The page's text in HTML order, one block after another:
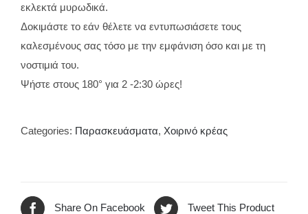
εκλεκτά μυρωδικά.
Δοκιμάστε το εάν θέλετε να εντυπωσιάσετε τους
καλεσμένους σας τόσο με την εμφάνιση όσο και με τη
νοστιμιά του.
Ψήστε στους 180° για 2 -2:30 ώρες!
Categories: Παρασκευάσματα, Χοιρινό κρέας
Share On Facebook Tweet This Product